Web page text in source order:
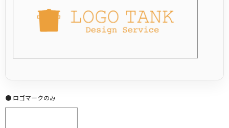
● ロゴマークのみ